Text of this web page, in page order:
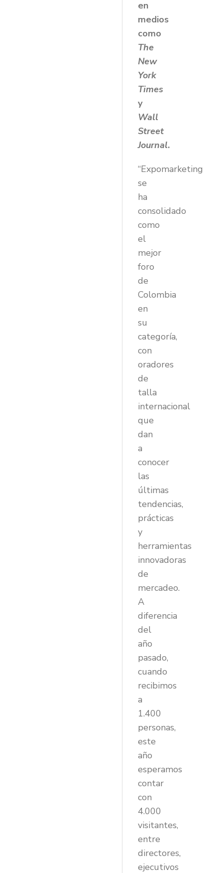
en
medios
como
The
New
York
Times
y
Wall
Street
Journal.
“Expomarketing
se
ha
consolidado
como
el
mejor
foro
de
Colombia
en
su
categoría,
con
oradores
de
talla
internacional
que
dan
a
conocer
las
últimas
tendencias,
prácticas
y
herramientas
innovadoras
de
mercadeo.
A
diferencia
del
año
pasado,
cuando
recibimos
a
1.400
personas,
este
año
esperamos
contar
con
4.000
visitantes,
entre
directores,
ejecutivos